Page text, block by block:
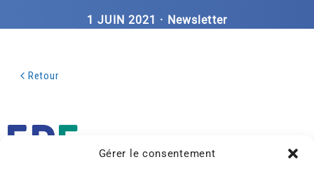
Gérer le consentement
1 JUIN 2021 · Newsletter
Retour